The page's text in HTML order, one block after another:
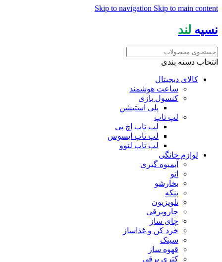
Skip to navigation Skip to main content
نسیه لند
انتخاب دسته بندی
کالای دیجیتال
ساعت هوشمند
کنسول بازی
پلی استیشن
لپ تاپ
لپ تاپ اچ پی
لپ تاپ ایسوس
لپ تاپ لنوو
لوازم خانگی
آبمیوه گیری
اتو
بخارشو
پنکه
تلویزیون
جاروبرقی
چای ساز
خرد کن و غذاساز
سینک
قهوه ساز
کتری برقی